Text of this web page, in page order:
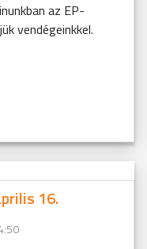
az EP-
vendégeinkkel.
16.